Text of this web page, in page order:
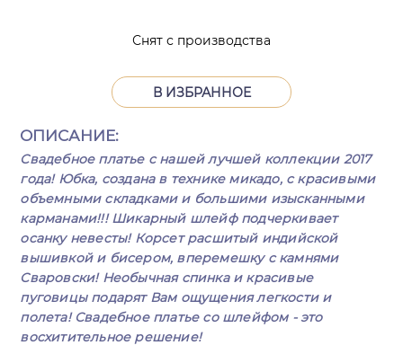
В ИЗБРАННОЕ
Снят с производства
ОПИСАНИЕ:
Свадебное платье с нашей лучшей коллекции 2017
года! Юбка, создана в технике микадо, с красивыми
объемными складками и большими изысканными
карманами!!! Шикарный шлейф подчеркивает
осанку невесты! Корсет расшитый индийской
вышивкой и бисером, вперемешку с камнями
Сваровски! Необычная спинка и красивые
пуговицы подарят Вам ощущения легкости и
полета! Свадебное платье со шлейфом - это
восхитительное решение!